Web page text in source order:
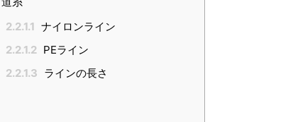
2.2.1.1 ナイロンライン
2.2.1.2 PEライン
2.2.1.3 ラインの長さ